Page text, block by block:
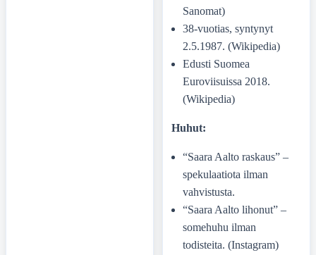
Sanomat)
38-vuotias, syntynyt
2.5.1987. (Wikipedia)
Edusti Suomea
Euroviisuissa 2018.
(Wikipedia)
Huhut:
“Saara Aalto raskaus” –
spekulaatiota ilman
vahvistusta.
“Saara Aalto lihonut” –
somehuhu ilman
todisteita. (Instagram)